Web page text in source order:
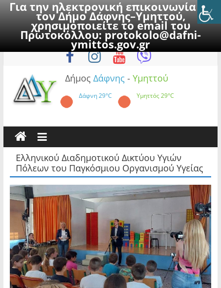
Για την ηλεκτρονική επικοινωνία με
τον Δήμο Δάφνης–Υμηττού,
χρησιμοποιείτε το email του
Πρωτοκόλλου:protokolo@dafni-
ymittos.gov.gr
to
Κυριακή, 9 Αυγούστου 2026
Δήμος Δάφνης - Υμηττού
Δάφνη29°C Υμηττός29°C
Ελληνικού Διαδημοτικού Δικτύου Υγιών
Πόλεων του Παγκόσμιου Οργανισμού Υγείας